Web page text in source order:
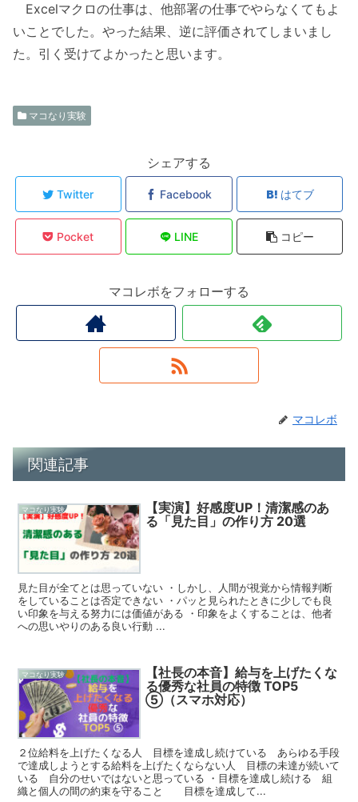
Excelマクロの仕事は、他部署の仕事でやらなくてもよ
いことでした。やった結果、逆に評価されてしまいまし
た。引く受けてよかったと思います。
マコなり実験
シェアする
Twitter Facebook はてブ
Pocket LINE コピー
マコレボをフォローする
マコレボ
関連記事
マコなり実験
【実演】好感度UP！清潔感のあ
る「見た目」の作り方 20選
見た目が全てとは思っていない ・しかし、人間が視覚から情報判断
をしていることは否定できない ・パッと見られたときに少しでも良
い印象を与える努力には価値がある ・印象をよくすることは、他者
への思いやりのある良い行動 ...
マコなり実験
【社長の本音】給与を上げたくな
る優秀な社員の特徴 TOP5
⑤（スマホ対応）
２位給料を上げたくなる人 目標を達成し続けている あらゆる手段
で達成しようとする給料を上げたくならない人 目標の未達が続いて
いる 自分のせいではないと思っている ・目標を達成し続ける 組
織と個人の間の約束を守ること 目標を達成して...